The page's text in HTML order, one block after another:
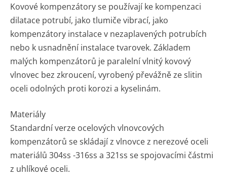
Kovové kompenzátory se používají ke kompenzaci
dilatace potrubí, jako tlumiče vibrací, jako
kompenzátory instalace v nezaplavených potrubích
nebo k usnadnění instalace tvarovek. Základem
malých kompenzátorů je paralelní vlnitý kovový
vlnovec bez zkroucení, vyrobený převážně ze slitin
oceli odolných proti korozi a kyselinám.
Materiály
Standardní verze ocelových vlnovcových
kompenzátorů se skládají z vlnovce z nerezové oceli
materiálů 304ss -316ss a 321ss se spojovacími částmi
z uhlíkové oceli.